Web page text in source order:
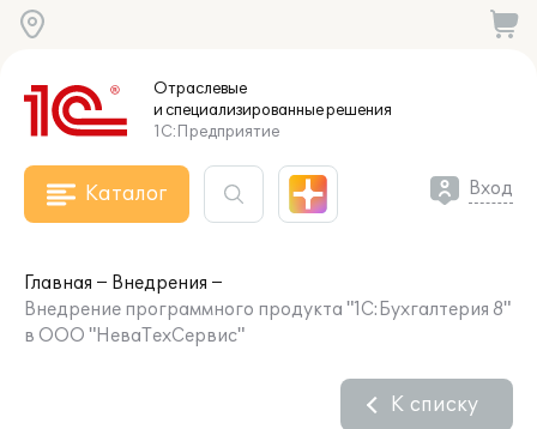
Отраслевые
и специализированныерешения
1С:Предприятие
Каталог Вход
Главная
Внедрения
Внедрение программного продукта "1C:Бухгалтерия 8"
в ООО "НеваТехСервис"
К списку